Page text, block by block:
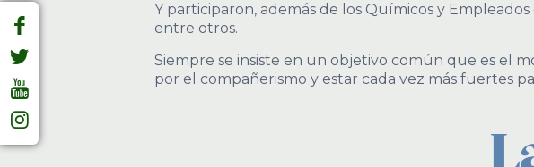
Y participaron, además de los Químicos y
entre otros.
Siempre se insiste en un objetivo común que es el
por el compañerismo y estar cada vez más fuertes